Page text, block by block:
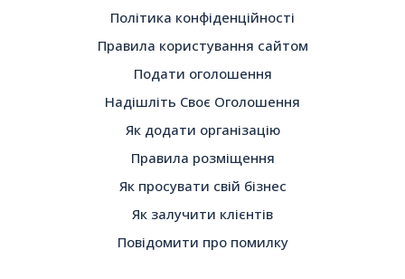
Політика конфіденційності
Правила користування сайтом
Подати оголошення
Надішліть Своє Оголошення
Як додати організацію
Правила розміщення
Як просувати свій бізнес
Як залучити клієнтів
Повідомити про помилку